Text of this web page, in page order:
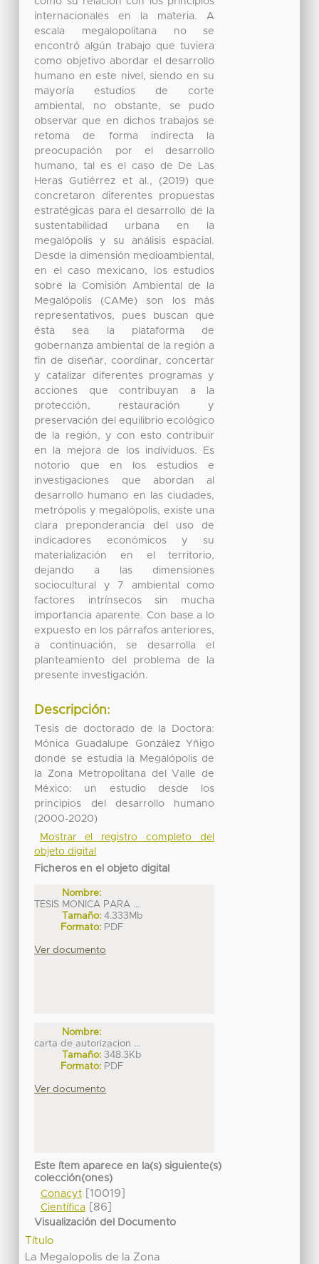
internacionales en la materia. A
escala megalopolitana no se
encontró algún trabajo que tuviera
como objetivo abordar el desarrollo
humano en este nivel, siendo en su
mayoría estudios de corte
ambiental, no obstante, se pudo
observar que en dichos trabajos se
retoma de forma indirecta la
preocupación por el desarrollo
humano, tal es el caso de De Las
Heras Gutiérrez et al., (2019) que
concretaron diferentes propuestas
estratégicas para el desarrollo de la
sustentabilidad urbana en la
megalópolis y su análisis espacial.
Desde la dimensión medioambiental,
en el caso mexicano, los estudios
sobre la Comisión Ambiental de la
Megalópolis (CAMe) son los más
representativos, pues buscan que
ésta sea la plataforma de
gobernanza ambiental de la región a
fin de diseñar, coordinar, concertar
y catalizar diferentes programas y
acciones que contribuyan a la
protección, restauración y
preservación del equilibrio ecológico
de la región, y con esto contribuir
en la mejora de los individuos. Es
notorio que en los estudios e
investigaciones que abordan al
desarrollo humano en las ciudades,
metrópolis y megalópolis, existe una
clara preponderancia del uso de
indicadores económicos y su
materialización en el territorio,
dejando a las dimensiones
sociocultural y 7 ambiental como
factores intrínsecos sin mucha
importancia aparente. Con base a lo
expuesto en los párrafos anteriores,
a continuación, se desarrolla el
planteamiento del problema de la
presente investigación.
Descripción:
Tesis de doctorado de la Doctora:
Mónica Guadalupe González Yñigo
donde se estudia la Megalópolis de
la Zona Metropolitana del Valle de
México: un estudio desde los
principios del desarrollo humano
(2000-2020)
Mostrar el registro completo del
objeto digital
Ficheros en el objeto digital
Nombre:
TESIS MONICA PARA ...
Tamaño: 4.333Mb
Formato: PDF
Ver documento
Nombre:
carta de autorizacion ...
Tamaño: 348.3Kb
Formato: PDF
Ver documento
Este ítem aparece en la(s) siguiente(s)
colección(ones)
Conacyt[10019]
Científica[86]
Visualización del Documento
Título
La Megalopolis de la Zona